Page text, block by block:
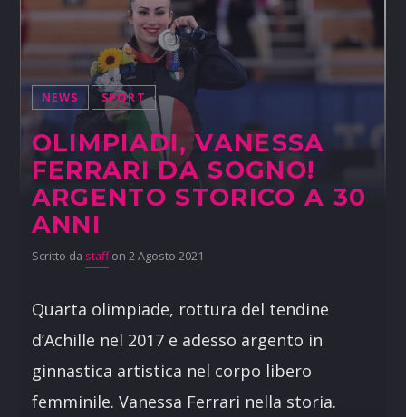
NEWS SPORT
OLIMPIADI, VANESSA
FERRARI DA SOGNO!
ARGENTO STORICO A 30
ANNI
Scritto da staffon 2 Agosto 2021
Quarta olimpiade, rottura del tendine
d’Achille nel 2017 e adesso argento in
ginnastica artistica nel corpo libero
femminile. Vanessa Ferrari nella storia.